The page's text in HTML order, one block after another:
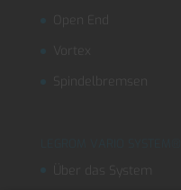
Open End
Vortex
Spindelbremsen
Über das System